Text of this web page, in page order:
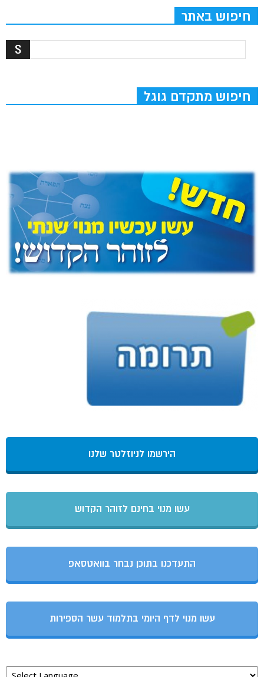
חיפוש באתר
חיפוש מתקדם גוגל
הירשמו לניוזלטר שלנו
עשו מנוי בחינם לזוהר הקדוש
התעדכנו בתוכן נבחר בוואטסאפ
עשו מנוי לדף היומי בתלמוד עשר הספירות